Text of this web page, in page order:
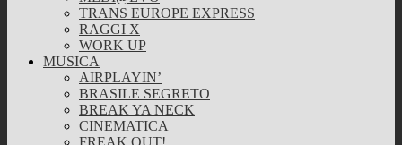
TRANS EUROPE EXPRESS
RAGGI X
WORK UP
MUSICA
AIRPLAYIN’
BRASILE SEGRETO
BREAK YA NECK
CINEMATICA
FREAK OUT!